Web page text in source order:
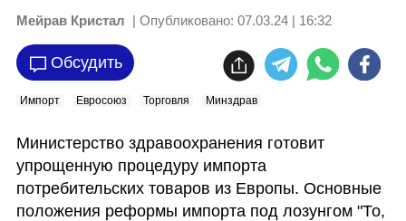
Мейрав Кристал | Опубликовано: 07.03.24 | 16:32
Обсудить
Импорт Евросоюз Торговля Минздрав
Министерство здравоохранения готовит
упрощенную процедуру импорта
потребительских товаров из Европы. Основные
положения реформы импорта под лозунгом "То,